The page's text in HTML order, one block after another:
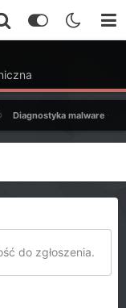
Diagnostyka malware -
do zgłoszenia.